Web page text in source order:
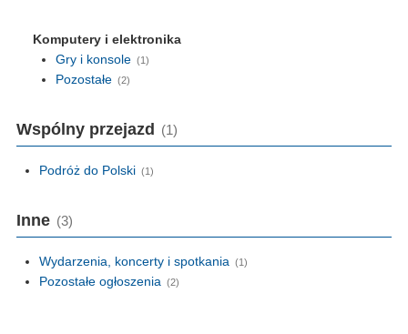
Komputery i elektronika
Gry i konsole (1)
Pozostałe (2)
Wspólny przejazd (1)
Podróż do Polski (1)
Inne (3)
Wydarzenia, koncerty i spotkania (1)
Pozostałe ogłoszenia (2)